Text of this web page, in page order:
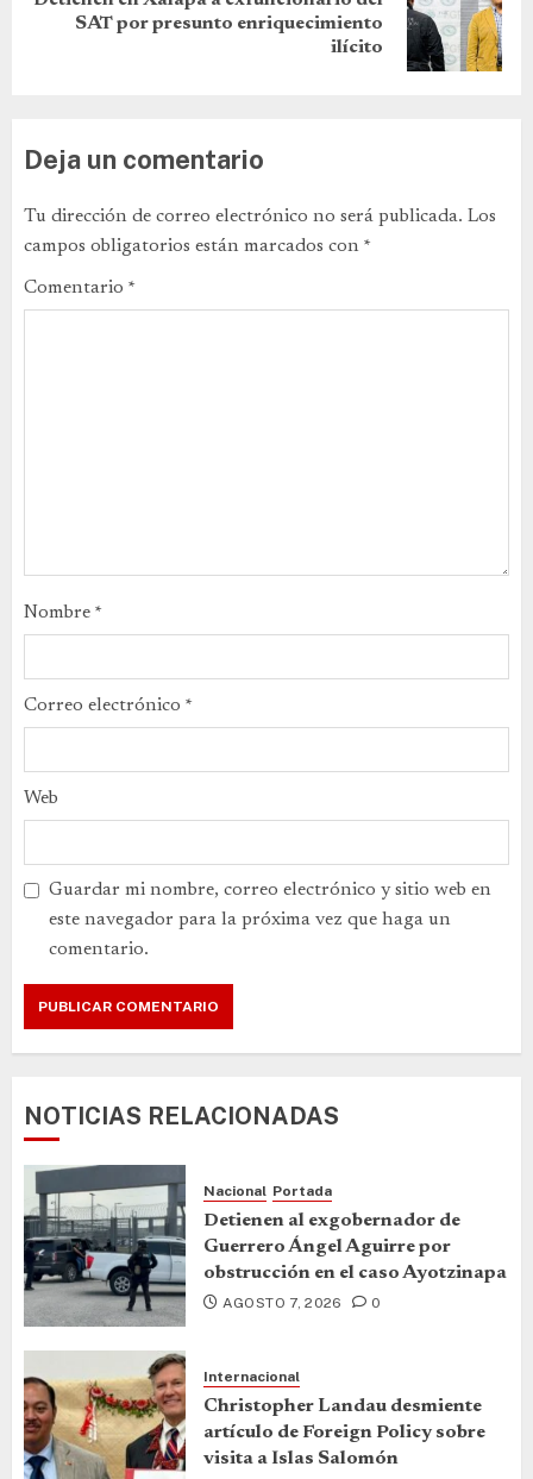
SAT por presunto enriquecimiento
ilícito
Deja un comentario
Tu dirección de correo electrónico no será publicada. Los
campos obligatorios están marcados con *
Comentario *
Nombre *
Correo electrónico *
Web
Guardar mi nombre, correo electrónico y sitio web en
este navegador para la próxima vez que haga un
comentario.
NOTICIAS RELACIONADAS
Nacional Portada
Detienen al exgobernador de
Guerrero Ángel Aguirre por
obstrucción en el caso Ayotzinapa
AGOSTO 7, 2026 0
Internacional
Christopher Landau desmiente
artículo de Foreign Policy sobre
visita a Islas Salomón